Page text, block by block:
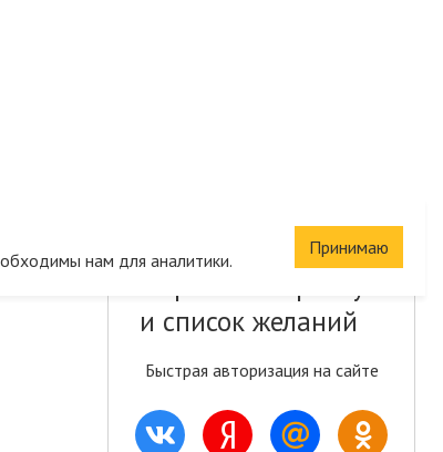
и список желаний
Быстрая авторизация на сайте
нам для аналитики.
Принимаю